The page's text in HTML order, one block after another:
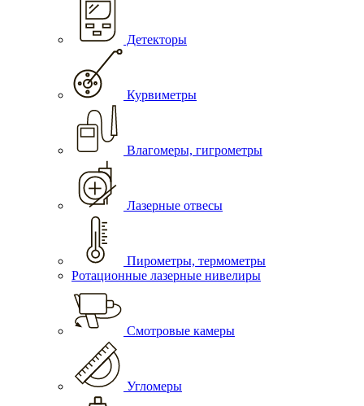
Детекторы
Курвиметры
Влагомеры, гигрометры
Лазерные отвесы
Пирометры, термометры
Ротационные лазерные нивелиры
Смотровые камеры
Угломеры